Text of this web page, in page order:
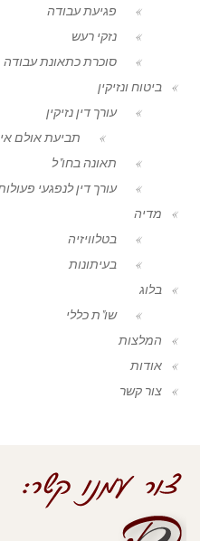
פגיעת עבודה
נזקי רעש
סוכרת כתאונת עבודה
ביטוח ונזיקין
עורך דין נזיקין
תביעת אולם
תאונה בחו"ל
עורך דין לנפגעי
מדיה
בטלוויזיה
בעיתונות
בלוג
שו"ת כללי
המלצות
אודות
צור קשר